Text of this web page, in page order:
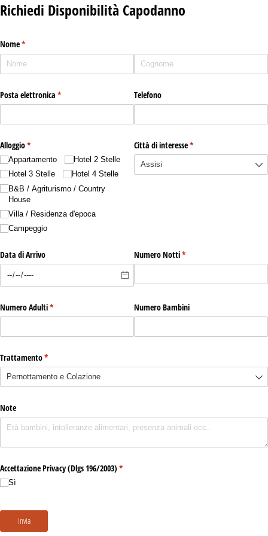
Richiedi Disponibilità Capodanno
Nome*
(richiesto)
Posta elettronica *
(richiesto) Telefono
Alloggio*
(richiesto)
Appartamento
Hotel 2 Stelle
Hotel 3 Stelle
Hotel 4 Stelle
B&B /​ Agriturismo /​ Country
House
Villa /​ Residenza d'epoca
Campeggio
Città di interesse*
(richiesto)
Data di Arrivo Numero Notti*
(richiesto)
Numero Adulti*
(richiesto) Numero Bambini
Trattamento*
(richiesto)
Note
Accettazione Privacy (Dlgs 196/​2003) *
(richiesto)
Sì
Invia